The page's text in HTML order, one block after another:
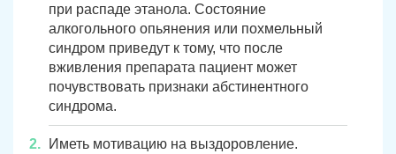
при распаде этанола. Состояние
алкогольного опьянения или похмельный
синдром приведут к тому, что после
вживления препарата пациент может
почувствовать признаки абстинентного
синдрома.
Иметь мотивацию на выздоровление.